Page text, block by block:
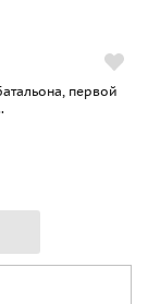
первой